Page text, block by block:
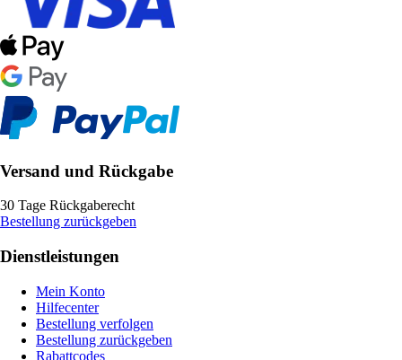
Versand und Rückgabe
30 Tage Rückgaberecht
Bestellung zurückgeben
Dienstleistungen
Mein Konto
Hilfecenter
Bestellung verfolgen
Bestellung zurückgeben
Rabattcodes